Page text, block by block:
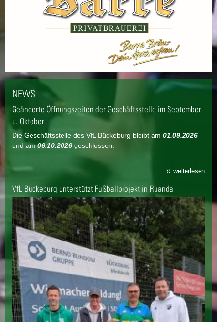
NEWS
Geänderte Öffnungszeiten der Geschäftsstelle im September
u. Oktober
Die Geschäftsstelle des VfL Bückeburg bleibt am 01.09.2026
und am06.10.2026 geschlossen.
weiterlesen
VfL Bückeburg unterstützt Fußballprojekt in Ruanda